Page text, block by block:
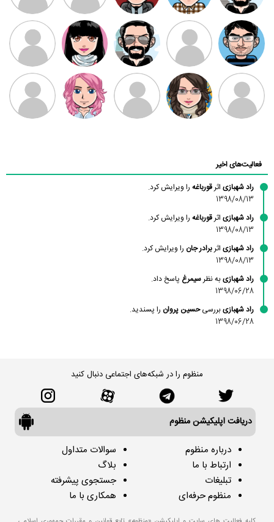
مهدی فرهمند مهدی سلطانی داود رضیی
طرفدار میلی
بابی براون
کیوان کیانی
سامان راحمی امیردلتا امیروو ملیکا منتظری عارفه داستانپور
فعالیت‌های اخیر
راد شهبازی اثرقورباغه را ویرایش کرد.
1398/08/13
راد شهبازی اثرقورباغه را ویرایش کرد.
1398/08/13
راد شهبازی اثربرادر جان را ویرایش کرد.
1398/08/13
راد شهبازیبه نظرسیمرغ پاسخ داد.
1398/06/28
راد شهبازیبررسیحسین پروان را پسندید.
1398/06/28
منظوم را در شبکه‌های اجتماعی دنبال کنید
دریافت اپلیکیشن منظوم
درباره منظوم
ارتباط با ما
تبلیغات
منظوم حرفه‌ای
سوالات متداول
بلاگ
جستجوی پیشرفته
همکاری با ما